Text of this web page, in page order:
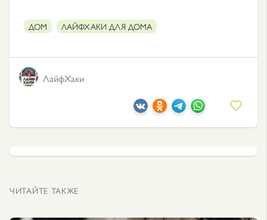
ДОМ ЛАЙФХАКИ ДЛЯ ДОМА
ЛайфХаки
ЧИТАЙТЕ ТАКЖЕ